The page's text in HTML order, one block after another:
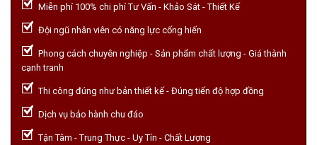
Miễn phí 100% chi phí Tư Vấn - Khảo Sát - Thiết Kế
Đội ngũ nhân viên có năng lực cống hiến
Phong cách chuyên nghiệp - Sản phẩm chất lượng - Giá thành
cạnh tranh
Thi công đúng như bản thiết kế - Đúng tiến độ hợp đồng
Dịch vụ bảo hành chu đáo
Tận Tâm - Trung Thực - Uy Tín - Chất Lượng